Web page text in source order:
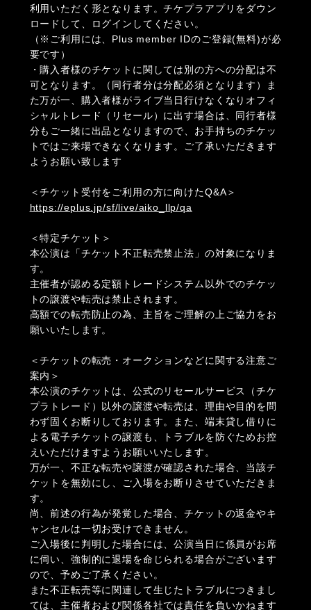
利用いただく形となります。チケプラアプリをダウン
ロードして、ログインしてください。
（※ご利用には、Plus member IDのご登録(無料)が必
要です）
・購入者様のチケットに関しては別の方への分配は不
可となります。（同行者分は分配必須となります）ま
た万が一、購入者様がライブ当日行けなくなりオフィ
シャルトレード（リセール）に出す場合は、同行者様
分もご一緒に出品となりますので、お手持ちのチケッ
トではご来場できなくなります。ご了承いただきます
ようお願い致します
＜チケット受付をご利用の方に向けたQ&A＞
https://eplus.jp/sf/live/aiko_llp/qa
＜特定チケット＞
本公演は「チケット不正転売禁止法」の対象になりま
す。
主催者が認める定額トレードシステム以外でのチケッ
トの譲渡や転売は禁止されます。
高額での転売防止の為、主旨をご理解の上ご協力をお
願いいたします。
＜チケットの転売・オークションなどに関する注意ご
案内＞
本公演のチケットは、公式のリセールサービス（チケ
プラトレード）以外の譲渡や転売は、理由や目的を問
わず固くお断りしております。また、端末貸し借りに
よる電子チケットの譲渡も、トラブルを防ぐためお控
えいただけますようお願いいたします。
万が一、不正な転売や譲渡が確認された場合、当該チ
ケットを無効にし、ご入場をお断りさせていただきま
す。
尚、前述の行為が発覚した場合、チケットの返金やキ
ャンセルは一切お受けできません。
ご入場後に判明した場合には、公演当日に係員がお席
に伺い、強制的に退場を命じられる場合がございます
ので、予めご了承ください。
また不正転売等に関連して生じたトラブルにつきまし
ては、主催者および関係各社では責任を負いかねます